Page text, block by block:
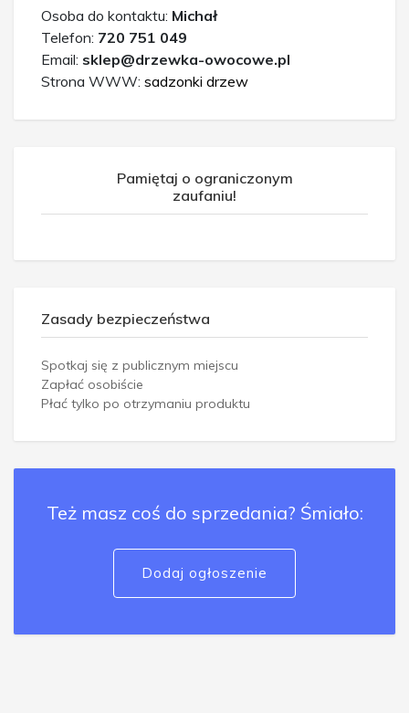
Osoba do kontaktu: Michał
Telefon: 720 751 049
Email: sklep@drzewka-owocowe.pl
Strona WWW: sadzonki drzew
Pamiętaj o ograniczonym
zaufaniu!
Zasady bezpieczeństwa
Spotkaj się z publicznym miejscu
Zapłać osobiście
Płać tylko po otrzymaniu produktu
Też masz coś do sprzedania? Śmiało:
Dodaj ogłoszenie